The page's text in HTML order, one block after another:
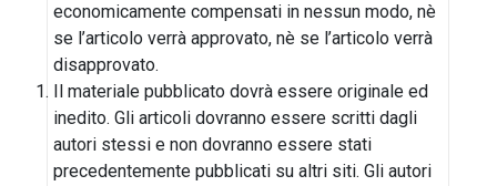
economicamente compensati in nessun modo, nè
se l’articolo verrà approvato, nè se l’articolo verrà
disapprovato.
Il materiale pubblicato dovrà essere originale ed
inedito. Gli articoli dovranno essere scritti dagli
autori stessi e non dovranno essere stati
precedentemente pubblicati su altri siti. Gli autori